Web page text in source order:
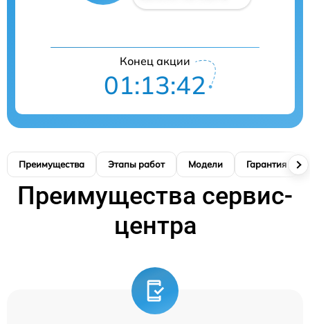
Конец акции
01:13:41
Преимущества Этапы работ Модели Гарантия
Преимущества сервис-
центра